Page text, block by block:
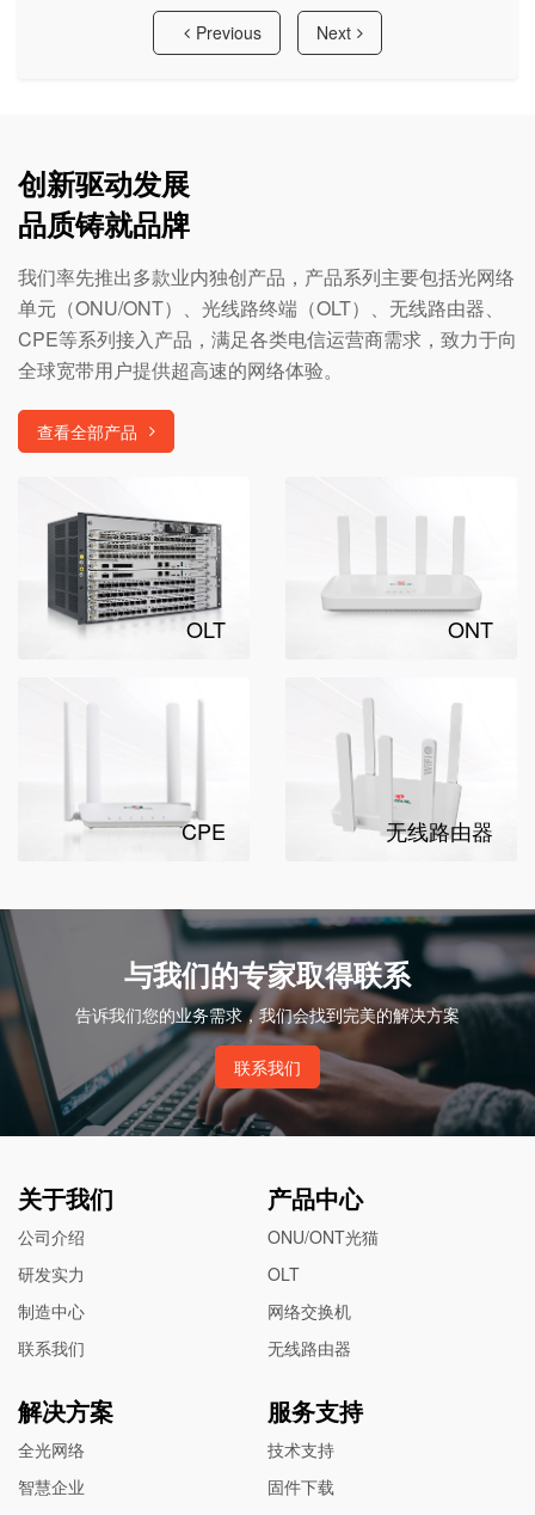
Previous Next
创新驱动发展
品质铸就品牌
我们率先推出多款业内独创产品，产品系列主要包括光网络
单元（ONU/ONT）、光线路终端（OLT）、无线路由器、
CPE等系列接入产品，满足各类电信运营商需求，致力于向
全球宽带用户提供超高速的网络体验。
查看全部产品
OLT ONT
CPE 无线路由器
与我们的专家取得联系
告诉我们您的业务需求，我们会找到完美的解决方案
联系我们
关于我们
公司介绍
研发实力
制造中心
联系我们
产品中心
ONU/ONT光猫
OLT
网络交换机
无线路由器
解决方案
全光网络
智慧企业
服务支持
技术支持
固件下载